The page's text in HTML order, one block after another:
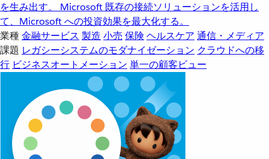
を生み出す。
Microsoft 既存の接続ソリューションを活用し
て、Microsoft への投資効果を最大化する。
業種金融サービス 製造 小売 保険 ヘルスケア 通信・メディア
課題 レガシーシステムのモダナイゼーション クラウドへの移
行 ビジネスオートメーション 単一の顧客ビュー